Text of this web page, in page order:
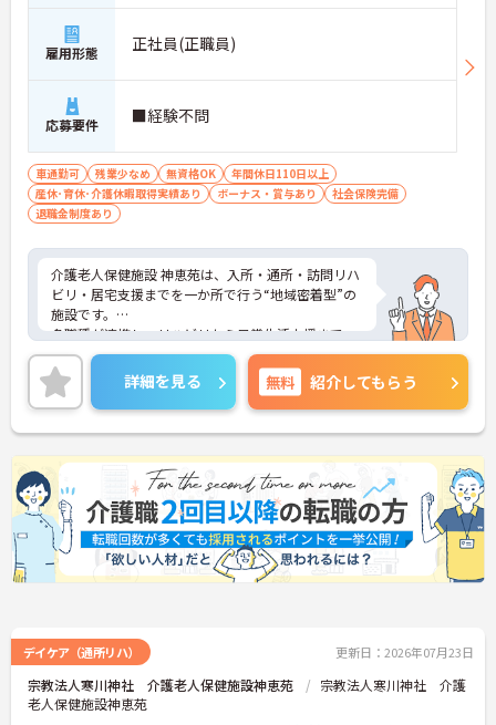
雇用形態 正社員(正職員)
応募要件 ■経験不問
車通勤可 残業少なめ 無資格OK
年間休日110日以上
産休･育休･介護休暇取得実績あり
ボーナス・賞与あり
社会保険完備
退職金制度あり
介護老人保健施設 神恵苑は、入所・通所・訪問リハ
ビリ・居宅支援までを一か所で行う“地域密着型”の
施設です。
多職種が連携し、リハビリから日常生活支援まで一
体的にサポートできる環境が整っています。ご利用
者さまの在宅復帰や生活維持にしっかり向き合える
のが魅力。さらに、年間休日114日・残業少なめと
働きやすさにも配慮されており、未経験からでも安
心してスタートできる体制が整っています。安定し
た環境で長く働きたい方におすすめです！
詳細を見る 無料 紹介してもらう
デイケア（通所リハ） 更新日：2026年07月23日
宗教法人寒川神社 介護老人保健施設神恵苑
宗教法人寒川神社 介護
老人保健施設神恵苑